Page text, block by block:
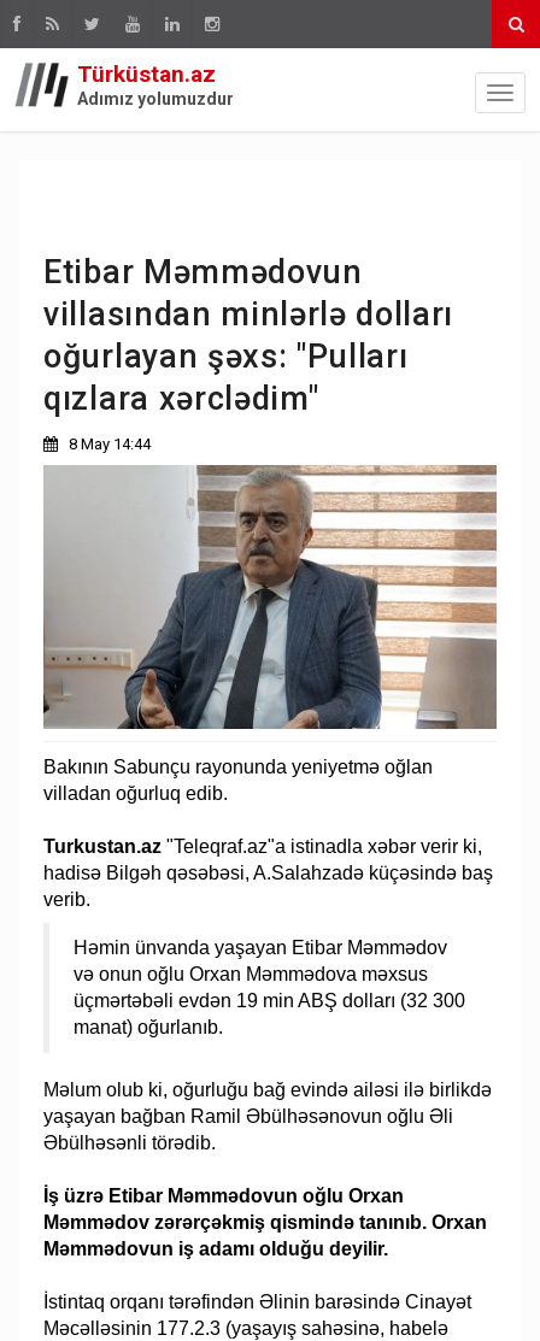
Türküstan.az
Adımız yolumuzdur
Etibar Məmmədovun
villasından minlərlə dolları
oğurlayan şəxs: "Pulları
qızlara xərclədim"
8 May 14:44
Bakının Sabunçu rayonunda yeniyetmə oğlan
villadan oğurluq edib.
Turkustan.az"Teleqraf.az"a istinadla xəbər verir ki,
hadisə Bilgəh qəsəbəsi, A.Salahzadə küçəsində baş
verib.
Həmin ünvanda yaşayan Etibar Məmmədov
və onun oğlu Orxan Məmmədova məxsus
üçmərtəbəli evdən 19 min ABŞ dolları (32 300
manat) oğurlanıb.
Məlum olub ki, oğurluğu bağ evində ailəsi ilə birlikdə
yaşayan bağban Ramil Əbülhəsənovun oğlu Əli
Əbülhəsənli törədib.
İş üzrə Etibar Məmmədovun oğlu Orxan
Məmmədov zərərçəkmiş qismində tanınıb. Orxan
Məmmədovun iş adamı olduğu deyilir.
İstintaq orqanı tərəfindən Əlinin barəsində Cinayət
Məcəlləsinin 177.2.3 (yaşayış sahəsinə, habelə